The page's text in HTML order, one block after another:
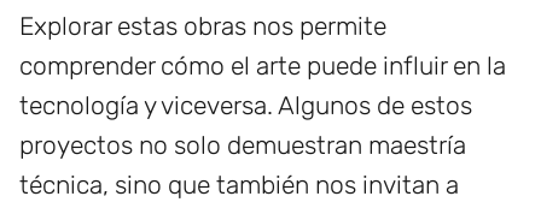
Explorar estas obras nos permite
comprender cómo el arte puede influir en la
tecnología y viceversa. Algunos de estos
proyectos no solo demuestran maestría
técnica, sino que también nos invitan a